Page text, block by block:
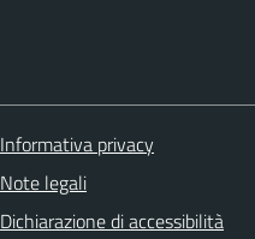
Informativa privacy
Note legali
Dichiarazione di accessibilità